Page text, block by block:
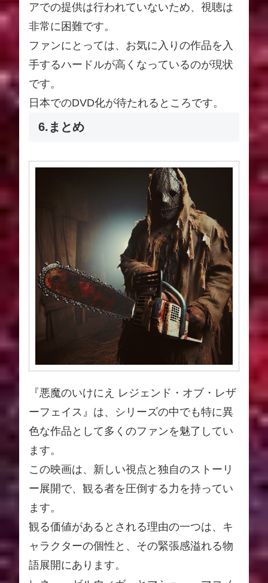
アでの提供は行われていないため、視聴は
非常に困難です。
ファンにとっては、お気に入りの作品を入
手するハードルが高くなっているのが現状
です。
日本でのDVD化が待たれるところです。
6.まとめ
『悪魔のいけにえ レジェンド・オブ・レザ
ーフェイス』は、シリーズの中でも特に異
色な作品として多くのファンを魅了してい
ます。
この映画は、新しい視点と独自のストーリ
ー展開で、観る者を圧倒する力を持ってい
ます。
観る価値があるとされる理由の一つは、キ
ャラクターの個性と、その緊張感溢れる物
語展開にあります。